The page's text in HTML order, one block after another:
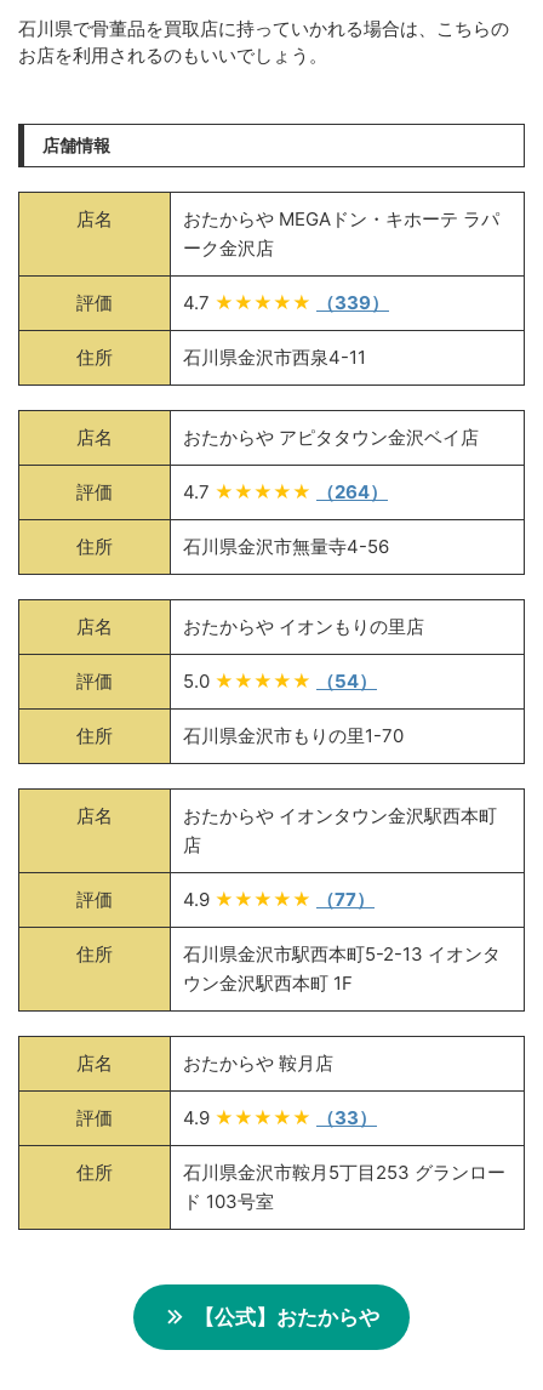
石川県で骨董品を買取店に持っていかれる場合は、こちらの
お店を利用されるのもいいでしょう。
店舗情報
店名
おたからや MEGAドン・キホーテ ラパ
ーク金沢店
評価 4.7 ★★★★★ （339）
住所 石川県金沢市西泉4-11
店名 おたからや アピタタウン金沢ベイ店
評価 4.7 ★★★★★ （264）
住所 石川県金沢市無量寺4-56
店名 おたからや イオンもりの里店
評価 5.0 ★★★★★ （54）
住所 石川県金沢市もりの里1-70
店名
おたからや イオンタウン金沢駅西本町
店
評価 4.9 ★★★★★ （77）
住所
石川県金沢市駅西本町5-2-13 イオンタ
ウン金沢駅西本町 1F
店名 おたからや 鞍月店
評価 4.9 ★★★★★ （33）
住所
石川県金沢市鞍月5丁目253 グランロー
ド 103号室
【公式】おたからや